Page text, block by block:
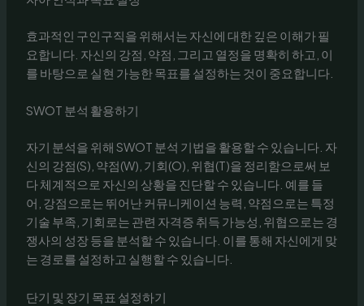
효과적인 구인구직을 위해서는 자신에 대한 깊은 이해가 필
요합니다. 자신의 강점, 약점, 그리고 열정을 명확히 하고, 이
를 바탕으로 실현 가능한 목표를 설정하는 것이 중요합니다.
SWOT 분석 활용하기
자기 분석을 위해 SWOT 분석 기법을 활용할 수 있습니다. 자
신의 강점(S), 약점(W), 기회(O), 위협(T)을 정리함으로써 보
다 체계적으로 자신의 상황을 진단할 수 있습니다. 예를 들
어, 강점으로는 뛰어난 커뮤니케이션 능력, 약점으로는 특정
기술 부족, 기회로는 관련 자격증 취득 가능성, 위협으로는 경
쟁사의 성장 등을 분석할 수 있습니다. 이를 통해 자신에게 맞
는 경로를 설정하고 실행할 수 있습니다.
단기 및 장기 목표 설정하기